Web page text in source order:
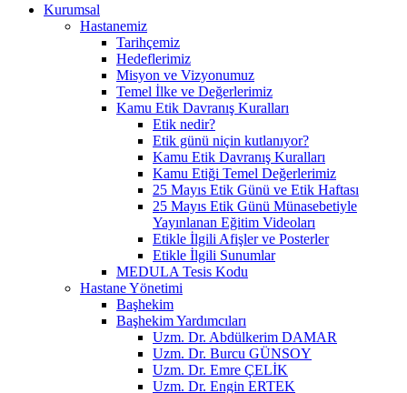
Kurumsal
Hastanemiz
Tarihçemiz
Hedeflerimiz
Misyon ve Vizyonumuz
Temel İlke ve Değerlerimiz
Kamu Etik Davranış Kuralları
Etik nedir?
Etik günü niçin kutlanıyor?
Kamu Etik Davranış Kuralları
Kamu Etiği Temel Değerlerimiz
25 Mayıs Etik Günü ve Etik Haftası
25 Mayıs Etik Günü Münasebetiyle
Yayınlanan Eğitim Videoları
Etikle İlgili Afişler ve Posterler
Etikle İlgili Sunumlar
MEDULA Tesis Kodu
Hastane Yönetimi
Başhekim
Başhekim Yardımcıları
Uzm. Dr. Abdülkerim DAMAR
Uzm. Dr. Burcu GÜNSOY
Uzm. Dr. Emre ÇELİK
Uzm. Dr. Engin ERTEK